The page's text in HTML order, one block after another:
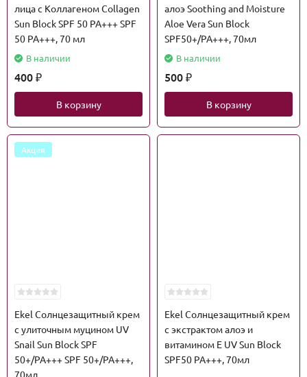
лица с Коллагеном Collagen
Sun Block SPF 50 PA+++ SPF
50 PA+++, 70 мл
В наличии
400 ₽
В корзину
алоэ Soothing and Moisture
Aloe Vera Sun Block
SPF50+/PA+++, 70мл
В наличии
500 ₽
В корзину
Акция
Ekel Солнцезащитный крем
с улиточным муцином UV
Snail Sun Block SPF
50+/PA+++ SPF 50+/PA+++,
70мл
Ekel Солнцезащитный крем
с экстрактом алоэ и
витамином Е UV Sun Block
SPF50 PA+++, 70мл